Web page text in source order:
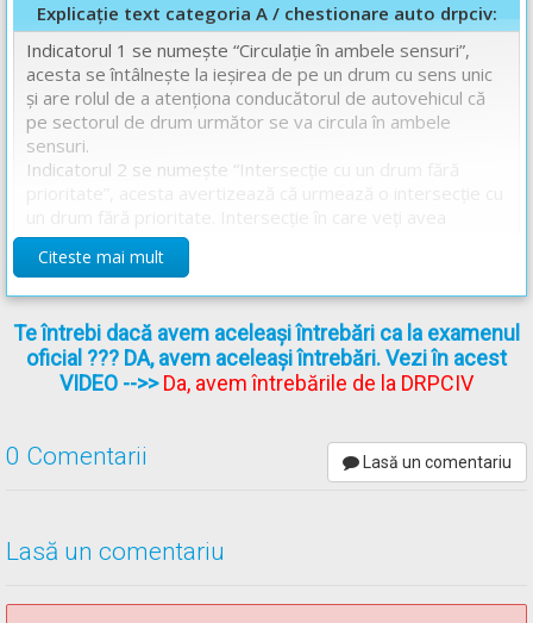
Explicație text categoria A / chestionare auto drpciv:
Indicatorul 1 se numește “Circulație în ambele sensuri”,
acesta se întâlnește la ieșirea de pe un drum cu sens unic
și are rolul de a atenționa conducătorul de autovehicul că
pe sectorul de drum următor se va circula în ambele
sensuri.
Indicatorul 2 se numește “Intersecție cu un drum fără
prioritate de trecere față de cei care circulă pe drumul cu
care vă intersectați.
intersectează.
Așadar răspunsul corect este: A
Citeste mai mult
Te întrebi dacă avem aceleași întrebări ca la examenul
oficial ??? DA, avem aceleași întrebări. Vezi în acest
VIDEO -->>Da, avem întrebările de la DRPCIV
0 Comentarii Lasă un comentariu
Lasă un comentariu